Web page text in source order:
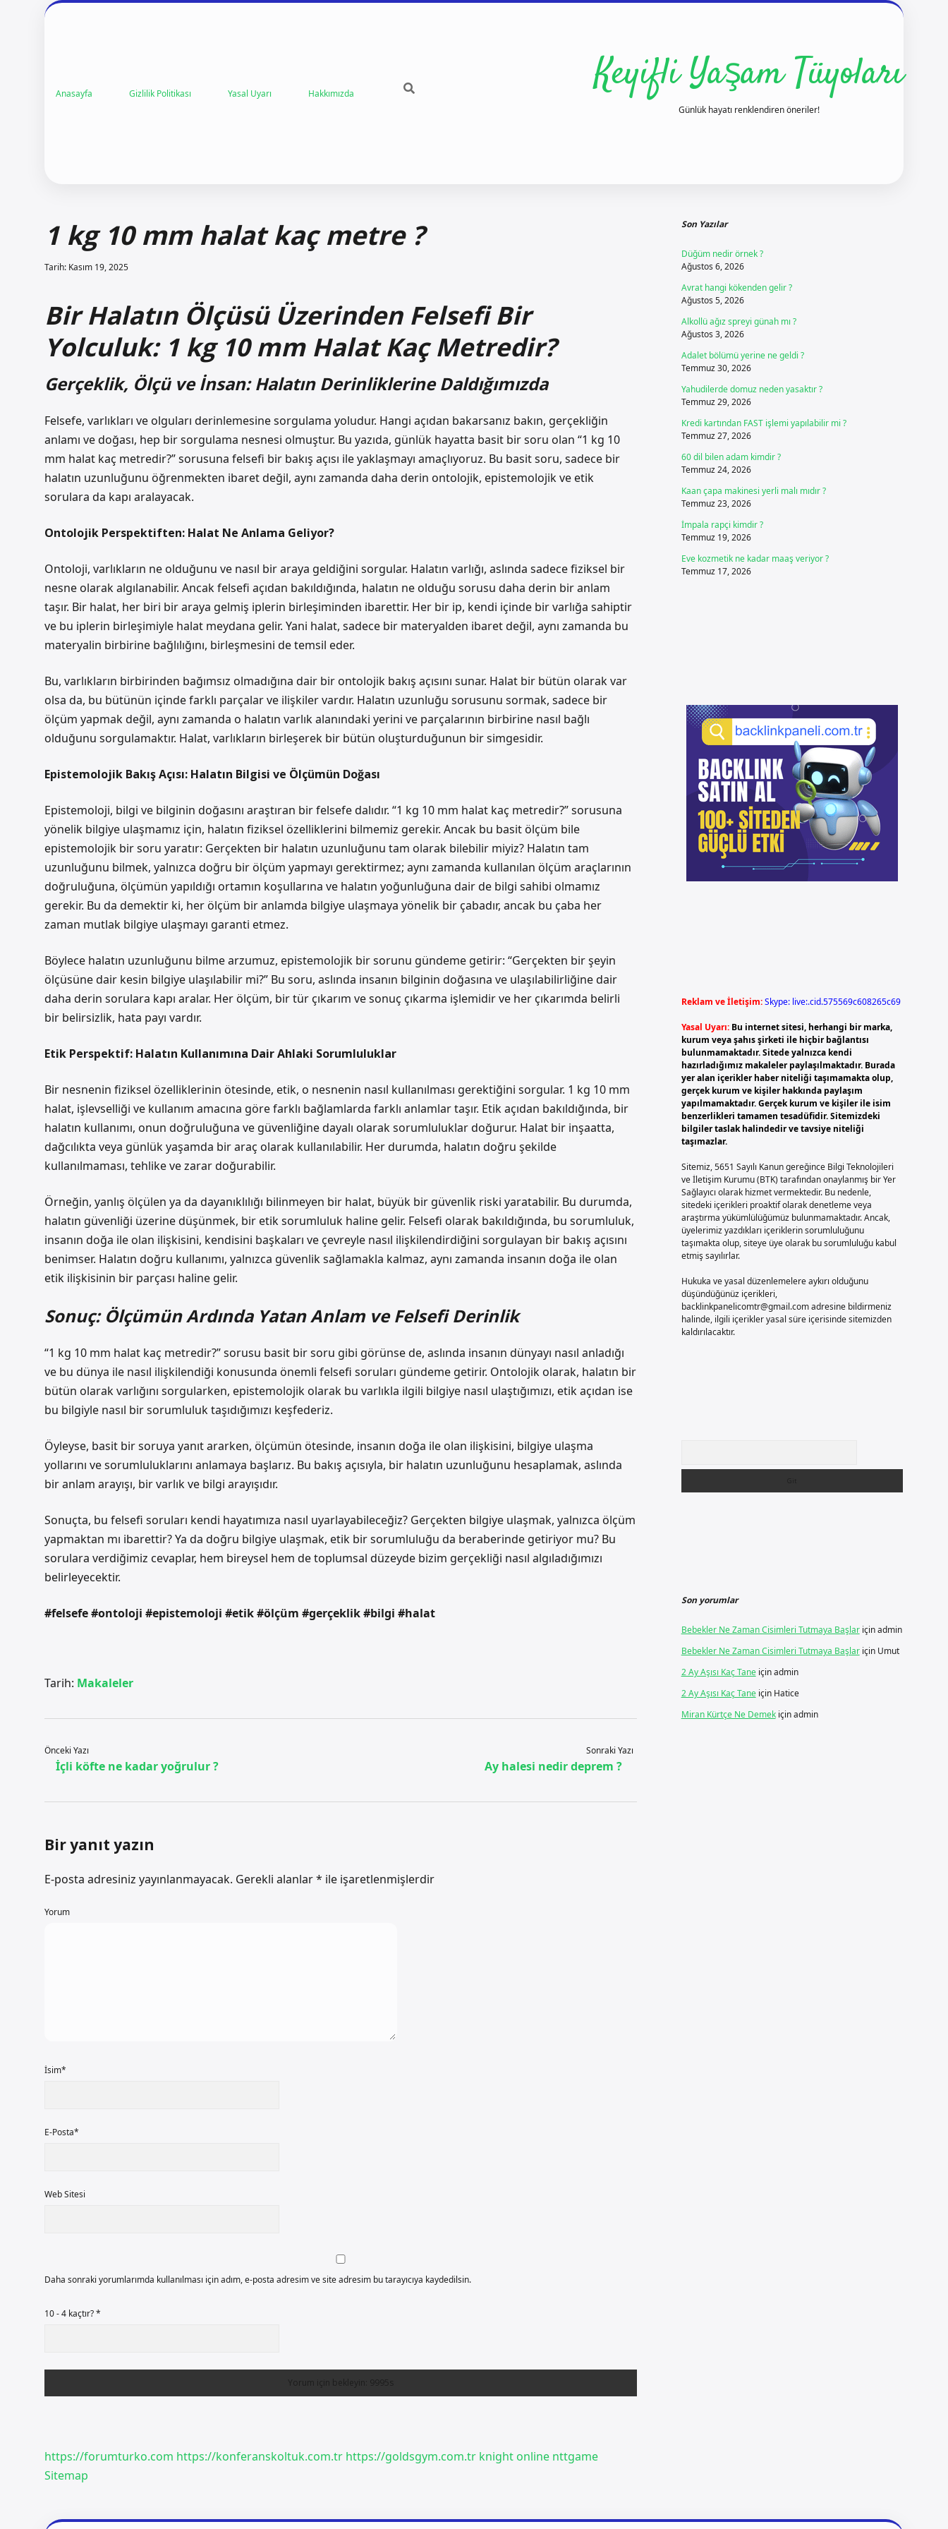
Anasayfa Gizlilik Politikası Yasal Uyarı Hakkımızda Keyifli Yaşam Tüyoları
Günlük hayatı renklendiren öneriler!
1 kg 10 mm halat kaç metre ?
Tarih: Kasım 19, 2025
Bir Halatın Ölçüsü Üzerinden Felsefi Bir
Yolculuk: 1 kg 10 mm Halat Kaç Metredir?
Gerçeklik, Ölçü ve İnsan: Halatın Derinliklerine Daldığımızda
Felsefe, varlıkları ve olguları derinlemesine sorgulama yoludur. Hangi açıdan bakarsanız bakın, gerçekliğin
anlamı ve doğası, hep bir sorgulama nesnesi olmuştur. Bu yazıda, günlük hayatta basit bir soru olan “1 kg 10
mm halat kaç metredir?” sorusuna felsefi bir bakış açısı ile yaklaşmayı amaçlıyoruz. Bu basit soru, sadece bir
halatın uzunluğunu öğrenmekten ibaret değil, aynı zamanda daha derin ontolojik, epistemolojik ve etik
sorulara da kapı aralayacak.
Ontolojik Perspektiften: Halat Ne Anlama Geliyor?
Ontoloji, varlıkların ne olduğunu ve nasıl bir araya geldiğini sorgular. Halatın varlığı, aslında sadece fiziksel bir
nesne olarak algılanabilir. Ancak felsefi açıdan bakıldığında, halatın ne olduğu sorusu daha derin bir anlam
taşır. Bir halat, her biri bir araya gelmiş iplerin birleşiminden ibarettir. Her bir ip, kendi içinde bir varlığa sahiptir
ve bu iplerin birleşimiyle halat meydana gelir. Yani halat, sadece bir materyalden ibaret değil, aynı zamanda bu
materyalin birbirine bağlılığını, birleşmesini de temsil eder.
Bu, varlıkların birbirinden bağımsız olmadığına dair bir ontolojik bakış açısını sunar. Halat bir bütün olarak var
olsa da, bu bütünün içinde farklı parçalar ve ilişkiler vardır. Halatın uzunluğu sorusunu sormak, sadece bir
ölçüm yapmak değil, aynı zamanda o halatın varlık alanındaki yerini ve parçalarının birbirine nasıl bağlı
olduğunu sorgulamaktır. Halat, varlıkların birleşerek bir bütün oluşturduğunun bir simgesidir.
Epistemolojik Bakış Açısı: Halatın Bilgisi ve Ölçümün Doğası
Epistemoloji, bilgi ve bilginin doğasını araştıran bir felsefe dalıdır. “1 kg 10 mm halat kaç metredir?” sorusuna
yönelik bilgiye ulaşmamız için, halatın fiziksel özelliklerini bilmemiz gerekir. Ancak bu basit ölçüm bile
epistemolojik bir soru yaratır: Gerçekten bir halatın uzunluğunu tam olarak bilebilir miyiz? Halatın tam
uzunluğunu bilmek, yalnızca doğru bir ölçüm yapmayı gerektirmez; aynı zamanda kullanılan ölçüm araçlarının
doğruluğuna, ölçümün yapıldığı ortamın koşullarına ve halatın yoğunluğuna dair de bilgi sahibi olmamız
gerekir. Bu da demektir ki, her ölçüm bir anlamda bilgiye ulaşmaya yönelik bir çabadır, ancak bu çaba her
zaman mutlak bilgiye ulaşmayı garanti etmez.
Böylece halatın uzunluğunu bilme arzumuz, epistemolojik bir sorunu gündeme getirir: “Gerçekten bir şeyin
ölçüsüne dair kesin bilgiye ulaşılabilir mi?” Bu soru, aslında insanın bilginin doğasına ve ulaşılabilirliğine dair
daha derin sorulara kapı aralar. Her ölçüm, bir tür çıkarım ve sonuç çıkarma işlemidir ve her çıkarımda belirli
bir belirsizlik, hata payı vardır.
Etik Perspektif: Halatın Kullanımına Dair Ahlaki Sorumluluklar
Bir nesnenin fiziksel özelliklerinin ötesinde, etik, o nesnenin nasıl kullanılması gerektiğini sorgular. 1 kg 10 mm
halat, işlevselliği ve kullanım amacına göre farklı bağlamlarda farklı anlamlar taşır. Etik açıdan bakıldığında, bir
halatın kullanımı, onun doğruluğuna ve güvenliğine dayalı olarak sorumluluklar doğurur. Halat bir inşaatta,
dağcılıkta veya günlük yaşamda bir araç olarak kullanılabilir. Her durumda, halatın doğru şekilde
kullanılmaması, tehlike ve zarar doğurabilir.
Örneğin, yanlış ölçülen ya da dayanıklılığı bilinmeyen bir halat, büyük bir güvenlik riski yaratabilir. Bu durumda,
halatın güvenliği üzerine düşünmek, bir etik sorumluluk haline gelir. Felsefi olarak bakıldığında, bu sorumluluk,
insanın doğa ile olan ilişkisini, kendisini başkaları ve çevreyle nasıl ilişkilendirdiğini sorgulayan bir bakış açısını
benimser. Halatın doğru kullanımı, yalnızca güvenlik sağlamakla kalmaz, aynı zamanda insanın doğa ile olan
etik ilişkisinin bir parçası haline gelir.
Sonuç: Ölçümün Ardında Yatan Anlam ve Felsefi Derinlik
“1 kg 10 mm halat kaç metredir?” sorusu basit bir soru gibi görünse de, aslında insanın dünyayı nasıl anladığı
ve bu dünya ile nasıl ilişkilendiği konusunda önemli felsefi soruları gündeme getirir. Ontolojik olarak, halatın bir
bütün olarak varlığını sorgularken, epistemolojik olarak bu varlıkla ilgili bilgiye nasıl ulaştığımızı, etik açıdan ise
bu bilgiyle nasıl bir sorumluluk taşıdığımızı keşfederiz.
Öyleyse, basit bir soruya yanıt ararken, ölçümün ötesinde, insanın doğa ile olan ilişkisini, bilgiye ulaşma
yollarını ve sorumluluklarını anlamaya başlarız. Bu bakış açısıyla, bir halatın uzunluğunu hesaplamak, aslında
bir anlam arayışı, bir varlık ve bilgi arayışıdır.
Sonuçta, bu felsefi soruları kendi hayatımıza nasıl uyarlayabileceğiz? Gerçekten bilgiye ulaşmak, yalnızca ölçüm
yapmaktan mı ibarettir? Ya da doğru bilgiye ulaşmak, etik bir sorumluluğu da beraberinde getiriyor mu? Bu
sorulara verdiğimiz cevaplar, hem bireysel hem de toplumsal düzeyde bizim gerçekliği nasıl algıladığımızı
belirleyecektir.
#felsefe #ontoloji #epistemoloji #etik #ölçüm #gerçeklik #bilgi #halat
Tarih: Makaleler
Önceki Yazı
İçli köfte ne kadar yoğrulur ?
Sonraki Yazı
Ay halesi nedir deprem ?
Bir yanıt yazın
E-posta adresiniz yayınlanmayacak. Gerekli alanlar* ile işaretlenmişlerdir
Yorum
İsim*
E-Posta*
Web Sitesi
Daha sonraki yorumlarımda kullanılması için adım, e-posta adresim ve site adresim bu tarayıcıya kaydedilsin.
10 - 4 kaçtır?*
https://forumturko.com https://konferanskoltuk.com.tr https://goldsgym.com.tr knight online nttgame
Sitemap
Son Yazılar
Düğüm nedir örnek ?
Ağustos 6, 2026
Avrat hangi kökenden gelir ?
Ağustos 5, 2026
Alkollü ağız spreyi günah mı ?
Ağustos 3, 2026
Adalet bölümü yerine ne geldi ?
Temmuz 30, 2026
Yahudilerde domuz neden yasaktır ?
Temmuz 29, 2026
Kredi kartından FAST işlemi yapılabilir mi ?
Temmuz 27, 2026
60 dil bilen adam kimdir ?
Temmuz 24, 2026
Kaan çapa makinesi yerli malı mıdır ?
Temmuz 23, 2026
İmpala rapçi kimdir ?
Temmuz 19, 2026
Eve kozmetik ne kadar maaş veriyor ?
Temmuz 17, 2026
Reklam ve İletişim:Skype: live:.cid.575569c608265c69
Yasal Uyarı: Bu internet sitesi, herhangi bir marka,
kurum veya şahıs şirketi ile hiçbir bağlantısı
bulunmamaktadır. Sitede yalnızca kendi
hazırladığımız makaleler paylaşılmaktadır. Burada
yer alan içerikler haber niteliği taşımamakta olup,
gerçek kurum ve kişiler hakkında paylaşım
yapılmamaktadır. Gerçek kurum ve kişiler ile isim
benzerlikleri tamamen tesadüfidir. Sitemizdeki
bilgiler taslak halindedir ve tavsiye niteliği
taşımazlar.
Sitemiz, 5651 Sayılı Kanun gereğince Bilgi Teknolojileri
ve İletişim Kurumu (BTK) tarafından onaylanmış bir Yer
Sağlayıcı olarak hizmet vermektedir. Bu nedenle,
sitedeki içerikleri proaktif olarak denetleme veya
araştırma yükümlülüğümüz bulunmamaktadır. Ancak,
üyelerimiz yazdıkları içeriklerin sorumluluğunu
taşımakta olup, siteye üye olarak bu sorumluluğu kabul
etmiş sayılırlar.
Hukuka ve yasal düzenlemelere aykırı olduğunu
düşündüğünüz içerikleri,
backlinkpanelicomtr@gmail.comadresine bildirmeniz
halinde, ilgili içerikler yasal süre içerisinde sitemizden
kaldırılacaktır.
Son yorumlar
Bebekler Ne Zaman Cisimleri Tutmaya Başlariçinadmin
Bebekler Ne Zaman Cisimleri Tutmaya Başlariçin Umut
2 Ay Aşısı Kaç Taneiçinadmin
2 Ay Aşısı Kaç Taneiçin Hatice
Miran Kürtçe Ne Demekiçinadmin